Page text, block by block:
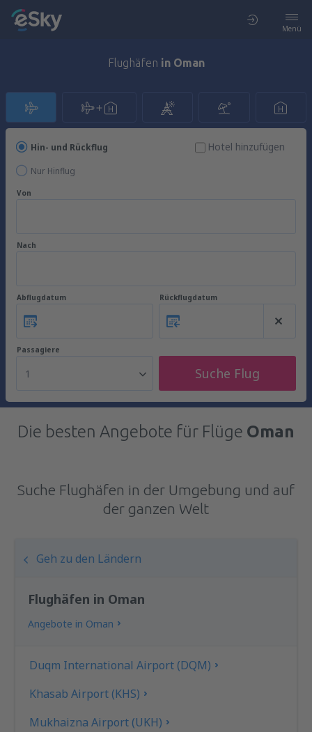
Menü
Flughäfen in Oman
Hin- und Rückflug
Nur Hinflug
Hotel hinzufügen
Von
Nach
Abflugdatum Rückflugdatum
Passagiere
1 Suche Flug
Die besten Angebote für Flüge Oman
Suche Flughäfen in der Umgebung und auf
der ganzen Welt
Geh zu den Ländern
Flughäfen in Oman
Angebote in Oman
Duqm International Airport (DQM)
Khasab Airport (KHS)
Mukhaizna Airport (UKH)